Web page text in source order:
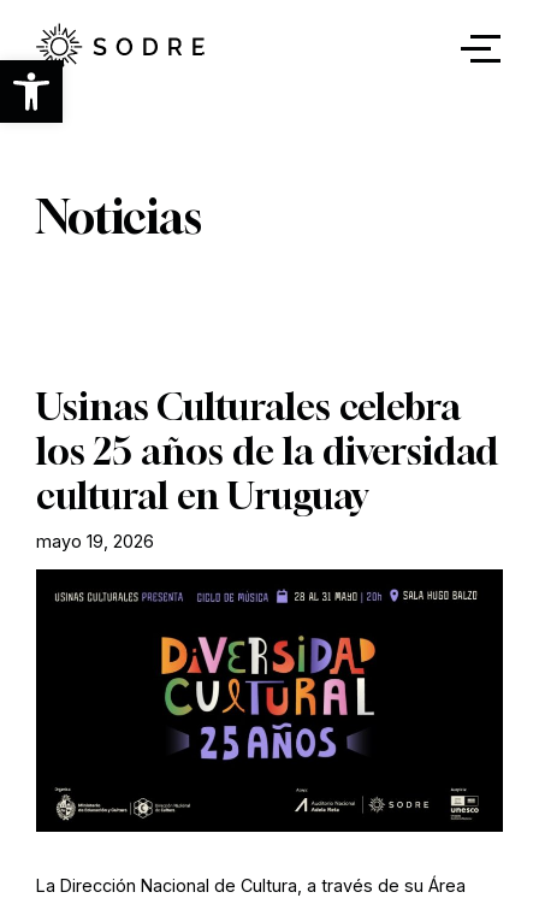
Abrir barra de herramientas
contenido
principal
Noticias
Usinas Culturales celebra
los 25 años de la diversidad
cultural en Uruguay
mayo 19, 2026
La Dirección Nacional de Cultura, a través de su Área